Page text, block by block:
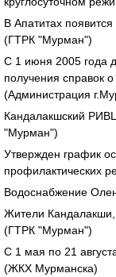
В Апатитах
(ГТРК "Мурман")
С 1 июня 2005 года
получения справок
(Администрация
Кандалакшский
"Мурман")
Утвержден график
профилактических
Водоснабжение
Жители
(ГТРК "Мурман")
С 1 мая по 21
(ЖКХ Мурманска)